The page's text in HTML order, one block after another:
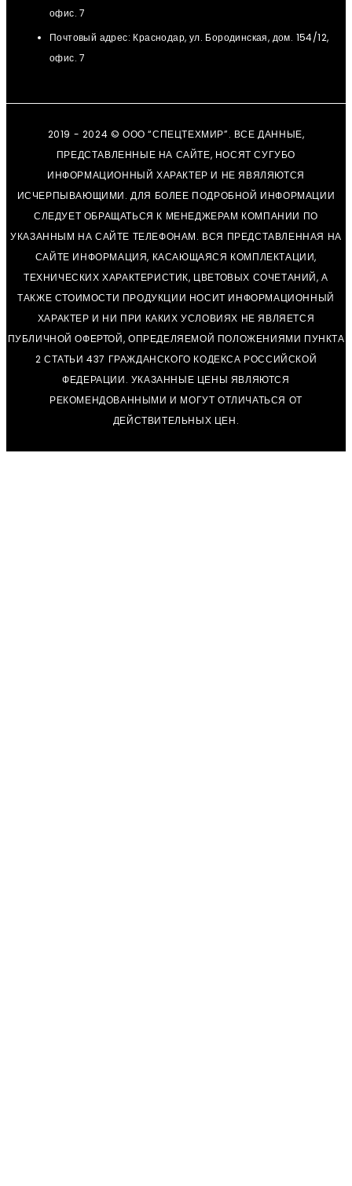
офис. 7
Почтовый адрес: Краснодар, ул. Бородинская, дом. 154/12,
офис. 7
2019 - 2024 © ООО “СПЕЦТЕХМИР”. ВСЕ ДАННЫЕ,
ПРЕДСТАВЛЕННЫЕ НА САЙТЕ, НОСЯТ СУГУБО
ИНФОРМАЦИОННЫЙ ХАРАКТЕР И НЕ ЯВЯЛЯЮТСЯ
ИСЧЕРПЫВАЮЩИМИ. ДЛЯ БОЛЕЕ ПОДРОБНОЙ ИНФОРМАЦИИ
СЛЕДУЕТ ОБРАЩАТЬСЯ К МЕНЕДЖЕРАМ КОМПАНИИ ПО
УКАЗАННЫМ НА САЙТЕ ТЕЛЕФОНАМ. ВСЯ ПРЕДСТАВЛЕННАЯ НА
САЙТЕ ИНФОРМАЦИЯ, КАСАЮЩАЯСЯ КОМПЛЕКТАЦИИ,
ТЕХНИЧЕСКИХ ХАРАКТЕРИСТИК, ЦВЕТОВЫХ СОЧЕТАНИЙ, А
ТАКЖЕ СТОИМОСТИ ПРОДУКЦИИ НОСИТ ИНФОРМАЦИОННЫЙ
ХАРАКТЕР И НИ ПРИ КАКИХ УСЛОВИЯХ НЕ ЯВЛЯЕТСЯ
ПУБЛИЧНОЙ ОФЕРТОЙ, ОПРЕДЕЛЯЕМОЙ ПОЛОЖЕНИЯМИ ПУНКТА
2 СТАТЬИ 437 ГРАЖДАНСКОГО КОДЕКСА РОССИЙСКОЙ
ФЕДЕРАЦИИ. УКАЗАННЫЕ ЦЕНЫ ЯВЛЯЮТСЯ
РЕКОМЕНДОВАННЫМИ И МОГУТ ОТЛИЧАТЬСЯ ОТ
ДЕЙСТВИТЕЛЬНЫХ ЦЕН.